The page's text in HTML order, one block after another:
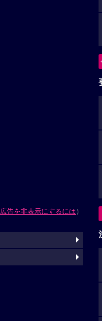
広告を非表示にするには）